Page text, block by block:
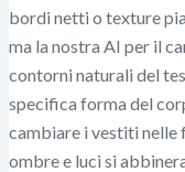
bordi netti o texture
ma la nostra AI per il
contorni naturali del
specifica forma del
cambiare i vestiti nelle
ombre e luci si